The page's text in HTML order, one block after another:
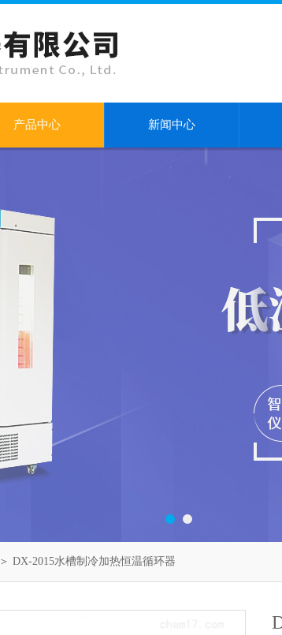
产品中心 新闻中心
＞ DX-2015水槽制冷加热恒温循环器